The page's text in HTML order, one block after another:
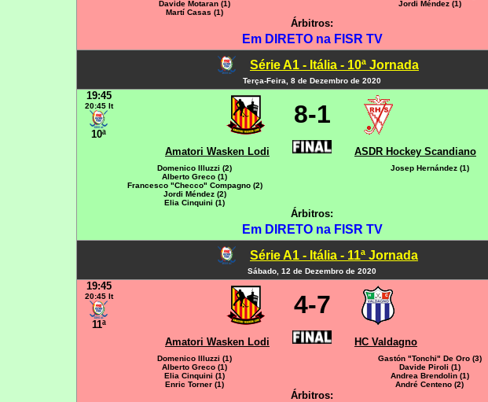
Davide Motaran (1)
Martí Casas (1)
Jordi Méndez (1)
Árbitros:
Em DIRETO na FISR TV
Série A1 - Itália - 10ª Jornada
Terça-Feira, 8 de Dezembro de 2020
19:45
20:45 It
10ª
8-1
Amatori Wasken Lodi ASDR Hockey Scandiano
Domenico Illuzzi (2)
Alberto Greco (1)
Francesco "Checco" Compagno (2)
Jordi Méndez (2)
Elia Cinquini (1)
Josep Hernández (1)
Árbitros:
Em DIRETO na FISR TV
Série A1 - Itália - 11ª Jornada
Sábado, 12 de Dezembro de 2020
19:45
20:45 It
11ª
4-7
Amatori Wasken Lodi HC Valdagno
Domenico Illuzzi (1)
Alberto Greco (1)
Elia Cinquini (1)
Enric Torner (1)
Gastón "Tonchi" De Oro (3)
Davide Piroli (1)
Andrea Brendolin (1)
André Centeno (2)
Árbitros: